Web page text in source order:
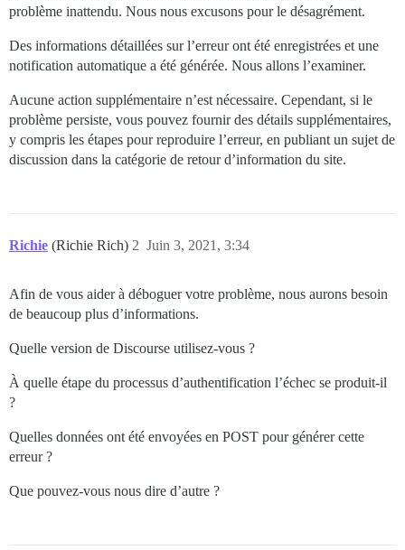
activesupport-6.1.3.2/lib/active_support/
activesupport-6.1.3.2/lib/active_support/
actionpack-6.1.3.2/lib/action_controller/metal/
actionpack-6.1.3.2/lib/action_controller/metal/
activerecord-6.1.3.2/lib/active_record/railties/
actionpack-6.1.3.2/lib/abstract_controller/
rack-mini-profiler-2.3.2/lib/mini_profiler/
actionpack-6.1.3.2/lib/action_controller/
actionpack-6.1.3.2/lib/action_dispatch/journey/
actionpack-6.1.3.2/lib/action_dispatch/journey/
actionpack-6.1.3.2/lib/action_dispatch/routing/
problème inattendu. Nous nous excusons pour le désagrément.
Des informations détaillées sur l’erreur ont été enregistrées et une
notification automatique a été générée. Nous allons l’examiner.
Aucune action supplémentaire n’est nécessaire. Cependant, si le
problème persiste, vous pouvez fournir des détails supplémentaires,
y compris les étapes pour reproduire l’erreur, en publiant un sujet de
discussion dans la catégorie de retour d’information du site.
Richie (Richie Rich) Juin 3, 2021, 3:34
2
Afin de vous aider à déboguer votre problème, nous aurons besoin
de beaucoup plus d’informations.
Quelle version de Discourse utilisez-vous ?
À quelle étape du processus d’authentification l’échec se produit-il
?
Quelles données ont été envoyées en POST pour générer cette
erreur ?
Que pouvez-vous nous dire d’autre ?